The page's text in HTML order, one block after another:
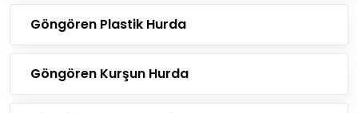
Göngören Plastik Hurda
Göngören Kurşun Hurda